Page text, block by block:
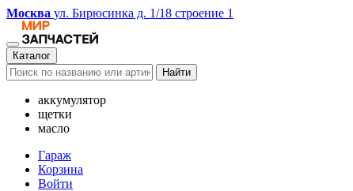
Москва ул. Бирюсинка д. 1/18 строение 1
Каталог
Найти
аккумулятор
щетки
масло
Гараж
Корзина
Войти